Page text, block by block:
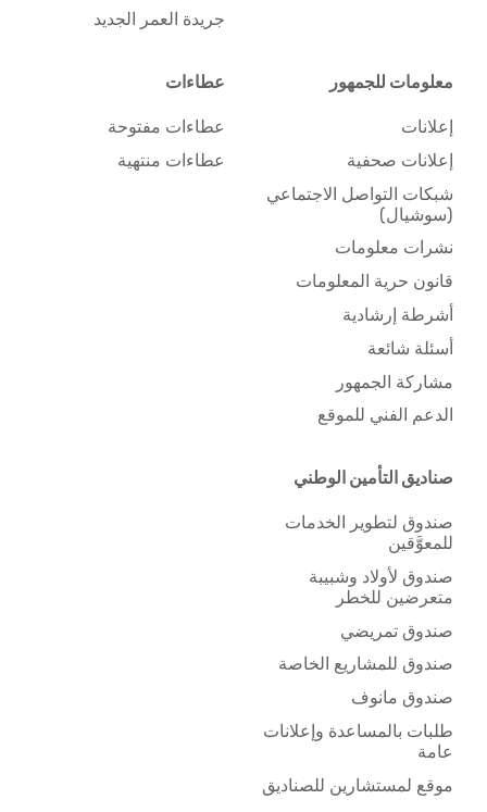
جريدة العمر الجديد
معلومات للجمهور
إعلانات
إعلانات صحفية
شبكات التواصل الاجتماعي
(سوشيال)
نشرات معلومات
قانون حرية المعلومات
أشرطة إرشادية
أسئلة شائعة
مشاركة الجمهور
الدعم الفني للموقع
عطاءات
عطاءات مفتوحة
عطاءات منتهية
صناديق التأمين الوطني
صندوق لتطوير الخدمات
للمعوَّقين
صندوق لأولاد وشبيبة
متعرضين للخطر
صندوق تمريضي
صندوق للمشاريع الخاصة
صندوق مانوف
طلبات بالمساعدة وإعلانات
عامة
موقع لمستشارين للصناديق